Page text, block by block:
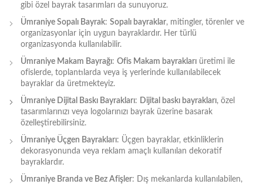
gibi özel bayrak tasarımları da sunuyoruz.
Ümraniye Sopalı Bayrak: Sopalı bayraklar, mitingler, törenler ve
organizasyonlar için uygun bayraklardır. Her türlü
organizasyonda kullanılabilir.
Ümraniye Makam Bayrağı: Ofis Makam bayrakları üretimi ile
ofislerde, toplantılarda veya iş yerlerinde kullanılabilecek
bayraklar da üretmekteyiz.
Ümraniye Dijital Baskı Bayrakları: Dijital baskı bayrakları, özel
tasarımlarınızı veya logolarınızı bayrak üzerine basarak
özelleştirebilirsiniz.
Ümraniye Üçgen Bayrakları: Üçgen bayraklar, etkinliklerin
dekorasyonunda veya reklam amaçlı kullanılan dekoratif
bayraklardır.
Ümraniye Branda ve Bez Afişler: Dış mekanlarda kullanılabilen,